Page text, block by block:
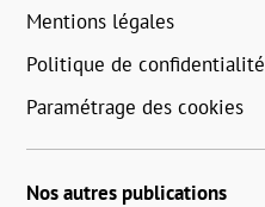
Mentions légales
Politique de confidentialité
Paramétrage des cookies
Nos autres publications